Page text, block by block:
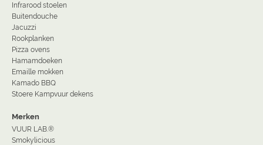
Infrarood stoelen
Buitendouche
Jacuzzi
Rookplanken
Pizza ovens
Hamamdoeken
Emaille mokken
Kamado BBQ
Stoere Kampvuur dekens
Merken
VUUR LAB.®
Smokylicious